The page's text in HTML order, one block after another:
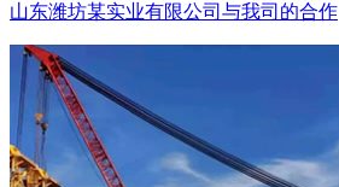
山东潍坊某实业有限公司与我司的合作